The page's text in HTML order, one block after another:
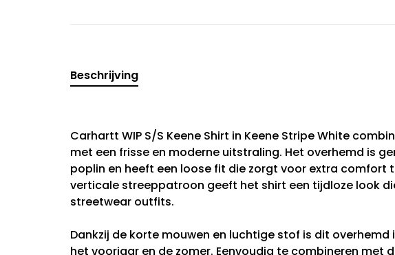
Beschrijving
Carhartt WIP S/S Keene Shirt in Keene Stripe White
met een frisse en moderne uitstraling. Het overhemd is
poplin en heeft een loose fit die zorgt voor extra comfort
verticale streeppatroon geeft het shirt een tijdloze look
streetwear outfits.
Dankzij de korte mouwen en luchtige stof is dit
het voorjaar en de zomer. Eenvoudig te combineren met